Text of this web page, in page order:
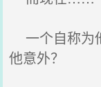
一个自称为
他意外？